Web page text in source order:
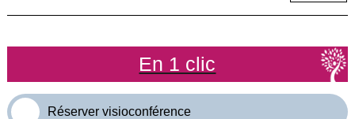
En 1 clic
Réserver visioconférence